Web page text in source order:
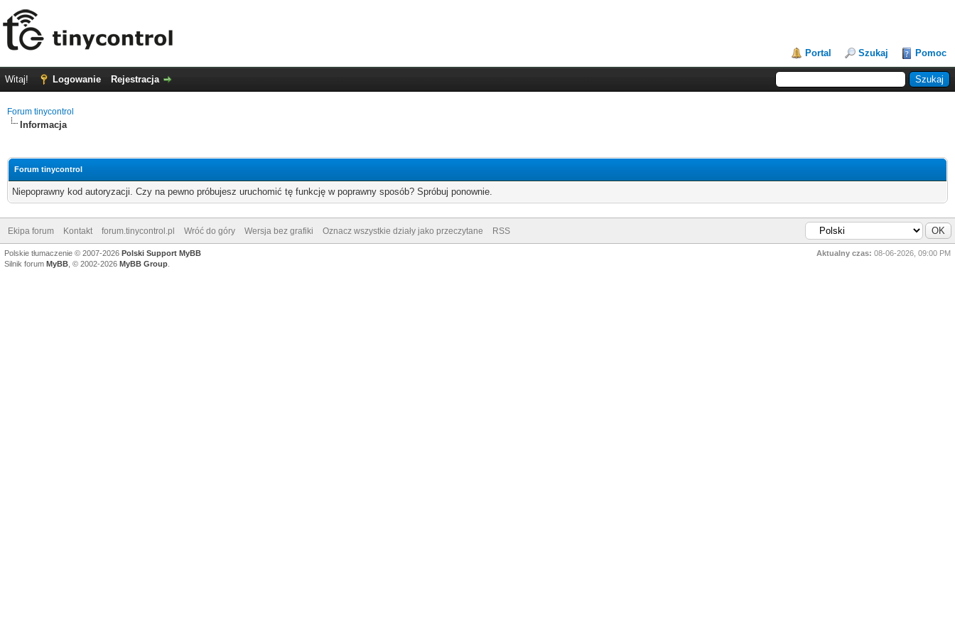
Portal Szukaj Pomoc
Witaj! Logowanie Rejestracja
Forum tinycontrol
Informacja
Forum tinycontrol
Niepoprawny kod autoryzacji. Czy na pewno próbujesz uruchomić tę funkcję w poprawny sposób? Spróbuj ponownie.
Ekipa forum Kontakt forum.tinycontrol.pl Wróć do góry Wersja bez grafiki Oznacz wszystkie działy jako przeczytane RSS
Aktualny czas: 08-06-2026, 09:00 PM
Polskie tłumaczenie © 2007-2026 Polski Support MyBB
Silnik forum MyBB , © 2002-2026 MyBB Group